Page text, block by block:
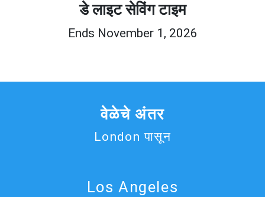
डे लाइट सेविंग टाइम
Ends November 1, 2026
वेळेचे अंतर
London पासून
Los Angeles